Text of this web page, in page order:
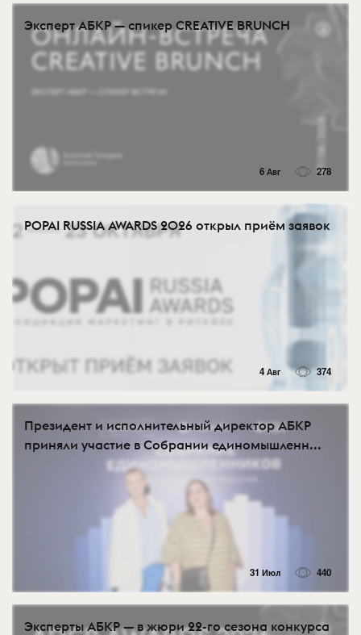
Эксперт АБКР — спикер CREATIVE BRUNCH
6 Авг 278
POPAI RUSSIA AWARDS 2026 открыл приём заявок
4 Авг 374
Президент и исполнительный директор АБКР
приняли участие в Собрании единомышленн...
31 Июл 440
Эксперты АБКР — в жюри 22-го сезона конкурса